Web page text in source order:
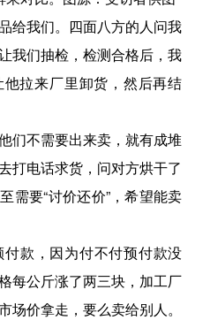
给我们。四面八方的人问我
我们抽检，检测合格后，我
拉来厂里卸货，然后再结
们不需要出来卖，就有成堆
打电话求货，问对方烘干了
需要“讨价还价”，希望能卖
款，因为付不付预付款没
每公斤涨了两三块，加工厂
价拿走，要么卖给别人。